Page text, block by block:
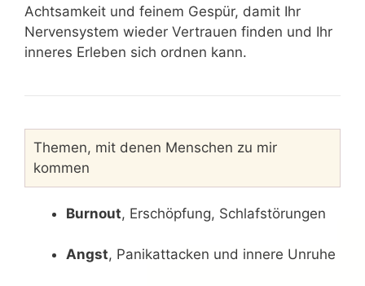
Achtsamkeit und feinem Gespür, damit Ihr
Nervensystem wieder Vertrauen finden und Ihr
inneres Erleben sich ordnen kann.
Themen, mit denen Menschen zu mir
kommen
Burnout, Erschöpfung, Schlafstörungen
Angst, Panikattacken und innere Unruhe